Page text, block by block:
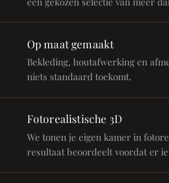
Op maat gemaakt
Bekleding, houtafwerking en
niets standaard toekomt.
Fotorealistische 3D
We tonen je eigen kamer in
resultaat beoordeelt voordat er